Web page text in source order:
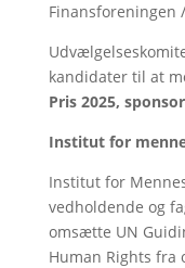
Finansforeningen
kandidater til at
Pris 2025,
Institut for
Institut for
vedholdende og
omsætte UN
Human Rights fra